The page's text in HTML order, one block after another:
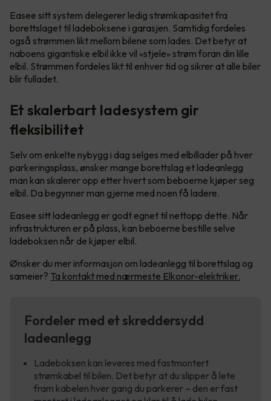
Easee sitt system delegerer ledig strømkapasitet fra
borettslaget til ladeboksene i garasjen. Samtidig fordeles
også strømmen likt mellom bilene som lades. Det betyr at
naboens gigantiske elbil ikke vil «stjele» strøm foran din lille
elbil. Strømmen fordeles likt til enhver tid og sikrer at alle biler
blir fulladet.
Et skalerbart ladesystem gir
fleksibilitet
Selv om enkelte nybygg i dag selges med elbillader på hver
parkeringsplass, ønsker mange borettslag et ladeanlegg
man kan skalerer opp etter hvert som beboerne kjøper seg
elbil. Da begynner man gjerne med noen få ladere.
Easee sitt ladeanlegg er godt egnet til nettopp dette. Når
infrastrukturen er på plass, kan beboerne bestille selve
ladeboksen når de kjøper elbil.
Ønsker du mer informasjon om ladeanlegg til borettslag og
sameier? Ta kontakt med nærmeste Elkonor-elektriker.
Fordeler med et skreddersydd
ladeanlegg
Ladeboksen kan leveres med fastmontert
strømkabel til bilen. Det betyr at du slipper å lete
fram kabelen hver gang du parkerer – den er fast